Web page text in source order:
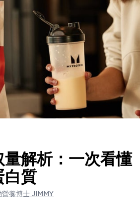
解析：一次看懂
白質
營養博士 JIMMY